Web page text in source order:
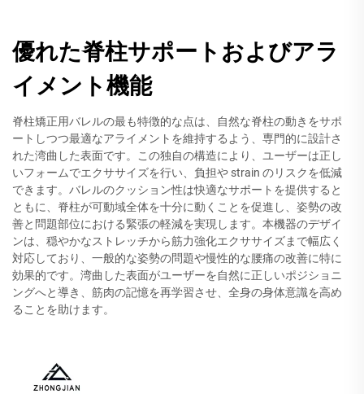
優れた脊柱サポートおよびアラ
イメント機能
脊柱矯正用バレルの最も特徴的な点は、自然な脊柱の動きをサポ
ートしつつ最適なアライメントを維持するよう、専門的に設計さ
れた湾曲した表面です。この独自の構造により、ユーザーは正し
いフォームでエクササイズを行い、負担や strain のリスクを低減
できます。バレルのクッション性は快適なサポートを提供すると
ともに、脊柱が可動域全体を十分に動くことを促進し、姿勢の改
善と問題部位における緊張の軽減を実現します。本機器のデザイ
ンは、穏やかなストレッチから筋力強化エクササイズまで幅広く
対応しており、一般的な姿勢の問題や慢性的な腰痛の改善に特に
効果的です。湾曲した表面がユーザーを自然に正しいポジショニ
ングへと導き、筋肉の記憶を再学習させ、全身の身体意識を高め
ることを助けます。